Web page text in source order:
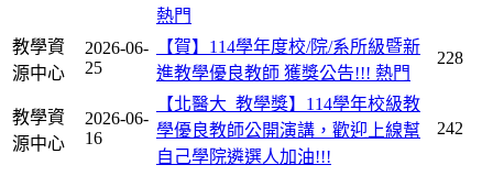
熱門
教學資
源中心
2026-06-
25
【賀】114學年度校/院/系所級暨新
進教學優良教師 獲獎公告!!! 熱門
228
教學資
源中心
2026-06-
16
【北醫大_教學獎】114學年校級教
學優良教師公開演講，歡迎上線幫
自己學院遴選人加油!!!
242